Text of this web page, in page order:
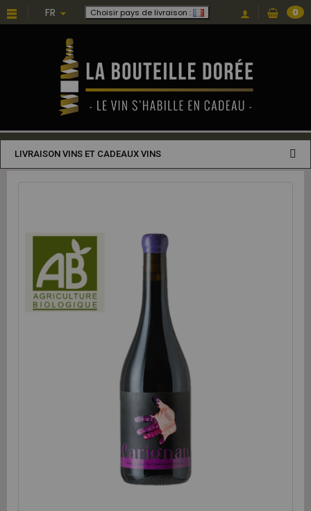
FR Choisir pays de livraison : 0
LIVRAISON VINS ET CADEAUX VINS